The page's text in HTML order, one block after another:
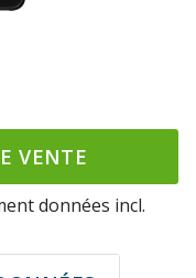
VENTE
données incl.